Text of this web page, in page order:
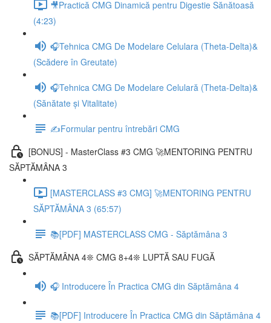
🎥Practică CMG Dinamică pentru Digestie Sănătoasă
(4:23)
🎧Tehnica CMG De Modelare Celulara (Theta-Delta)&
(Scădere în Greutate)
🎧Tehnica CMG De Modelare Celulară (Theta-Delta)&
(Sănătate și Vitalitate)
✍️Formular pentru întrebări CMG
[BONUS] - MasterClass #3 CMG 🚀MENTORING PENTRU
SĂPTĂMÂNA 3
[MASTERCLASS #3 CMG] 🚀MENTORING PENTRU
SĂPTĂMÂNA 3 (65:57)
📚[PDF] MASTERCLASS CMG - Săptămâna 3
SĂPTĂMÂNA 4❊ CMG 8+4❊ LUPTĂ SAU FUGĂ
🎧 Introducere În Practica CMG din Săptămâna 4
📚[PDF] Introducere În Practica CMG din Săptămâna 4